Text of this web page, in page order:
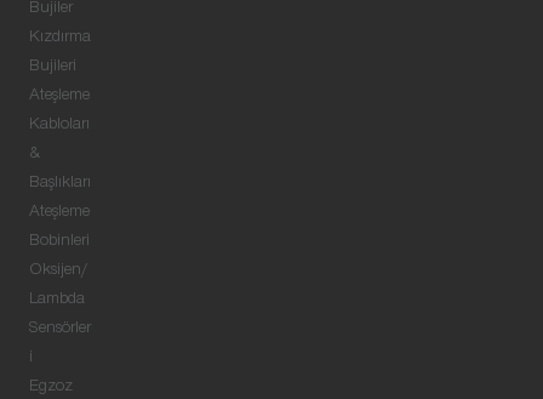
Bujiler
Kızdırma
Bujileri
Ateşleme
Kabloları
&
Başlıkları
Ateşleme
Bobinleri
Oksijen/
Lambda
Sensörler
i
Egzoz